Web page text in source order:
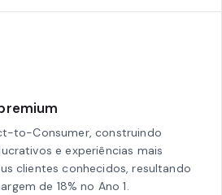
to-Consumer, construindo
e experiências mais
clientes conhecidos, resultando
de 18% no Ano 1.